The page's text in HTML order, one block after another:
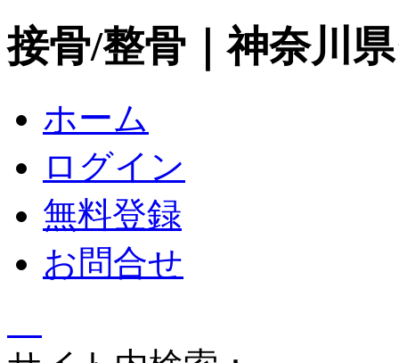
接骨/整骨｜神奈川
ホーム
ログイン
無料登録
お問合せ